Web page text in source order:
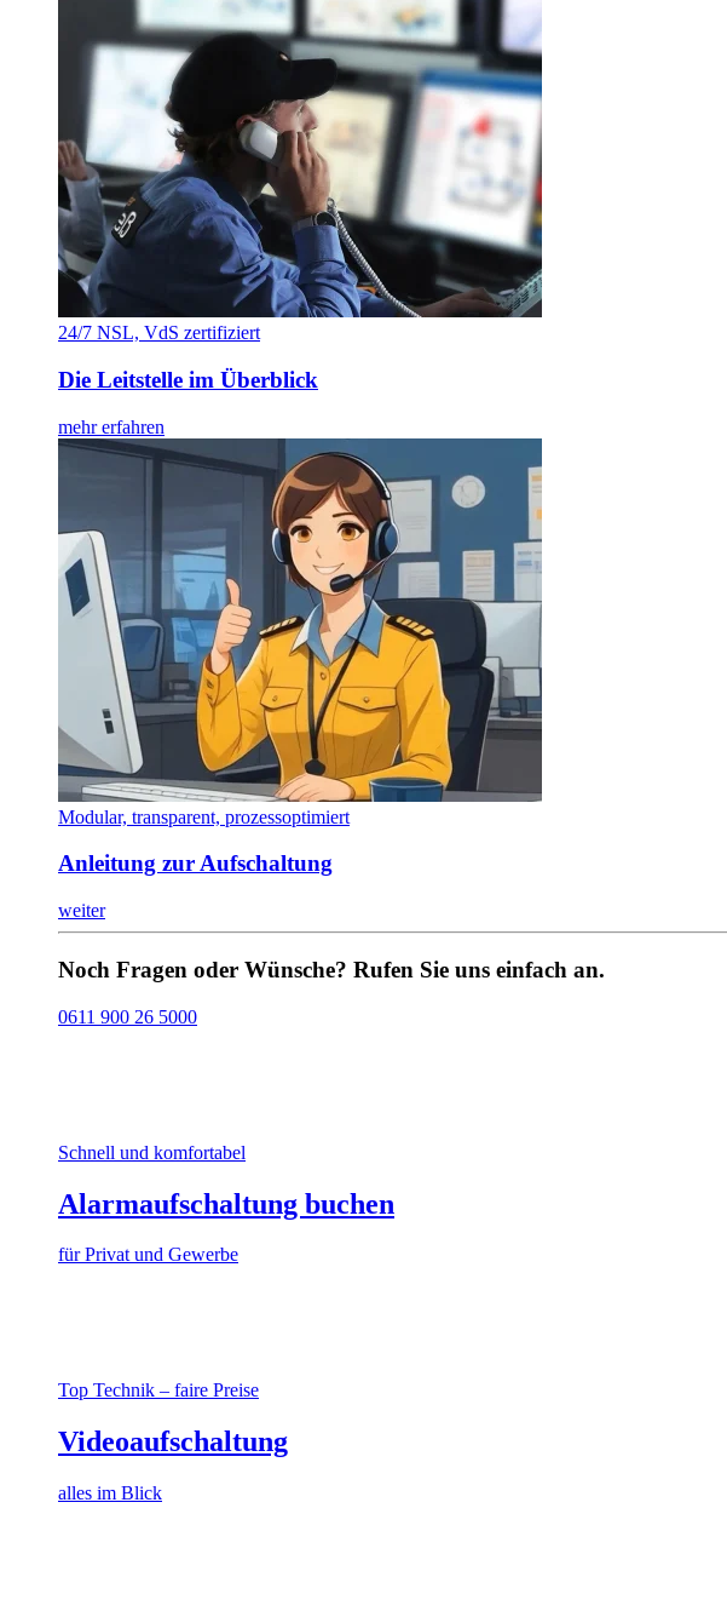
24/7 NSL, VdS zertifiziert
Die Leitstelle im Überblick
mehr erfahren
Modular, transparent, prozessoptimiert
Anleitung zur Aufschaltung
weiter
Noch Fragen oder Wünsche? Rufen Sie uns einfach an.
0611 900 26 5000
Schnell und komfortabel
Alarmaufschaltung buchen
für Privat und Gewerbe
Top Technik – faire Preise
Videoaufschaltung
alles im Blick